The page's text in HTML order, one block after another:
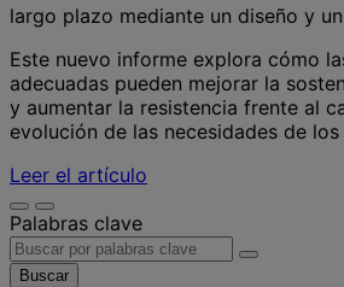
largo plazo mediante un diseño y
Este nuevo informe explora cómo
adecuadas pueden mejorar la
y aumentar la resistencia frente al
evolución de las necesidades de
Leer el artículo
Palabras clave
Buscar